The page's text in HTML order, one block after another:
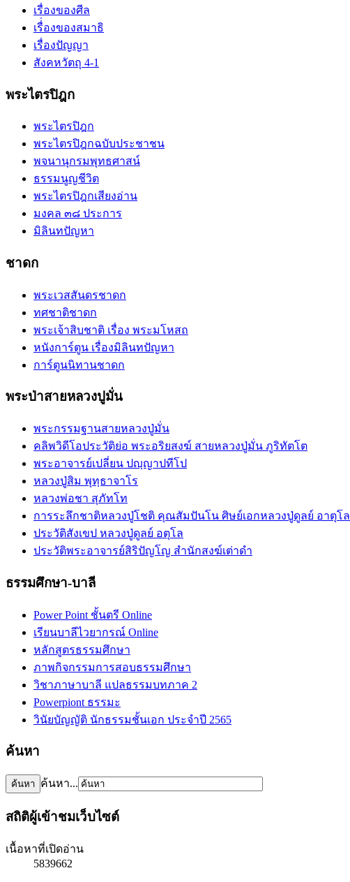
เรื่องของศีล
เรื่่องของสมาธิ
เรื่องปัญญา
สังคหวัตถุ 4-1
พระไตรปิฎก
พระไตรปิฎก
พระไตรปิฎกฉบับประชาชน
พจนานุกรมพุทธศาสน์
ธรรมนูญชีวิต
พระไตรปิฎกเสียงอ่าน
มงคล ๓๘ ประการ
มิลินทปัญหา
ชาดก
พระเวสสันดรชาดก
ทศชาติชาดก
พระเจ้าสิบชาติ เรื่อง พระมโหสถ
หนังการ์ตูน เรื่องมิลินทปัญหา
การ์ตูนนิทานชาดก
พระป่าสายหลวงปูมั่น
พระกรรมฐานสายหลวงปู่มั่น
คลิพวิดีโอประวัติย่อ พระอริยสงฆ์ สายหลวงปู่มั่น ภูริทัตโต
พระอาจารย์เปลี่ยน ปญฺญาปทีโป
หลวงปู่สิม พุทฺธาจาโร
หลวงพ่อชา สุภัทโท
การระลึกชาติหลวงปู่โชติ คุณสัมปันโน ศิษย์เอกหลวงปู่ดูลย์ อาตุโล
ประวัติสังเขป หลวงปู่ดูลย์ อตุโล
ประวัติ​พระ​อาจารย์​สิริ​ปัญโญ​ สำนัก​สงฆ์​เต่าดำ​
ธรรมศึกษา-บาลี
Power Point ชั้นตรี Online
เรียนบาลีไวยากรณ์ Online
หลักสูตรธรรมศึกษา
ภาพกิจกรรมการสอบธรรมศึกษา
วิชาภาษาบาลี แปลธรรมบทภาค 2
Powerpiont ธรรมะ
วินัยบัญญัติ นักธรรมชั้นเอก ประจำปี 2565
ค้นหา
ค้นหา...
สถิติผู้เข้าชมเว็บไซต์
เนื้อหาที่เปิดอ่าน
5839662